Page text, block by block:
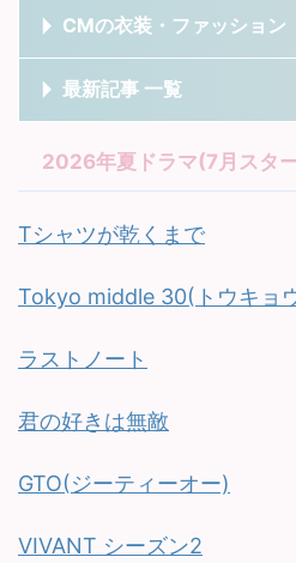
CMの衣装・ファッション
最新記事 一覧
2026年夏ドラマ(7月スタ
Tシャツが乾くまで
Tokyo middle 30(トウキョ
ラストノート
君の好きは無敵
GTO(ジーティーオー)
VIVANT シーズン2